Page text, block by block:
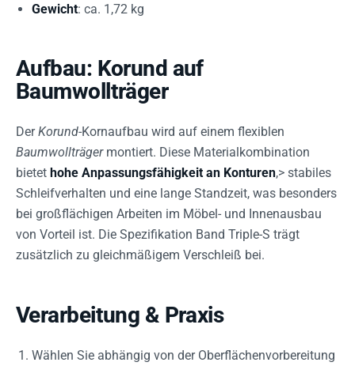
Gewicht: ca. 1,72 kg
Aufbau: Korund auf
Baumwollträger
DerKorund-Kornaufbau wird auf einem flexiblen
Baumwollträgermontiert. Diese Materialkombination
bietet hohe Anpassungsfähigkeit an Konturen,> stabiles
Schleifverhalten und eine lange Standzeit, was besonders
bei großflächigen Arbeiten im Möbel- und Innenausbau
von Vorteil ist. Die Spezifikation Band Triple-S trägt
zusätzlich zu gleichmäßigem Verschleiß bei.
Verarbeitung & Praxis
Wählen Sie abhängig von der Oberflächenvorbereitung